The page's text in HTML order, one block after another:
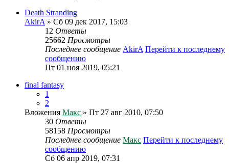
Death Stranding
AkirA » Сб 09 дек 2017, 15:03
12 Ответы
25662 Просмотры
Последнее сообщение AkirA Перейти к последнему
сообщению
Пт 01 ноя 2019, 05:21
final fantasy
1
2
Вложения Макс » Пт 27 авг 2010, 07:50
30 Ответы
58158 Просмотры
Последнее сообщение Макс Перейти к последнему
сообщению
Сб 06 апр 2019, 07:31